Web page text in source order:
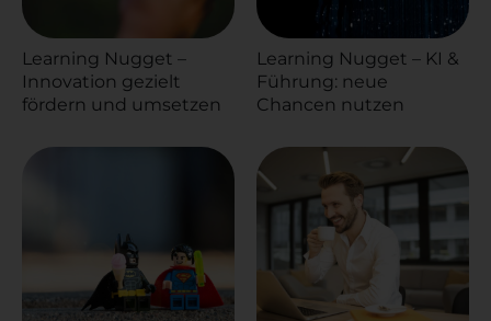
Learning Nugget –
Innovation gezielt
fördern und umsetzen
Learning Nugget – KI &
Führung: neue
Chancen nutzen